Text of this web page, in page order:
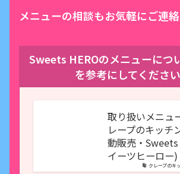
メニューの相談もお気軽にご連絡
Sweets HEROのメニューにつ
を参考にしてください
クレープのキ
取り扱いメニュ
レープのキッチ
動販売・Sweets
イーツヒーロー)